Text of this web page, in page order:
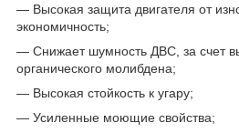
— Высокая защита двигателя от
экономичность;
— Снижает шумность ДВС, за счет
органического молибдена;
— Высокая стойкость к угару;
— Усиленные моющие свойства;